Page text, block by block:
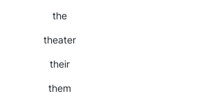
the
theater
their
them